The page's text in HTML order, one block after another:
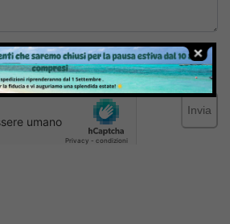
confermo di aver letto e accettato
del sito web
Invia